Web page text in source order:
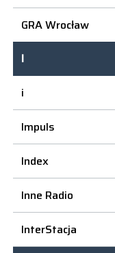
GRA Wrocław
I
i
Impuls
Index
Inne Radio
InterStacja